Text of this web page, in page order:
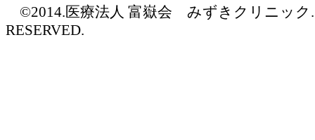
©2014.医療法人 富嶽会 みずきクリニック.
RESERVED.